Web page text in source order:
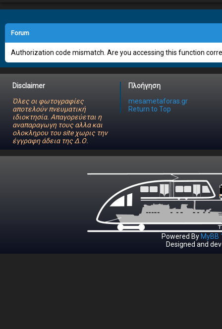
Forum
Authorization code mismatch. Are you accessing this function
Disclaimer
Όλες οι φωτογραφίες
αποτελούν πνευματική
ιδιοκτησία. Απαγορεύεται η
αναπαραγωγη τους αλλα και
ολοκληρου του site χωρις την
έγγραφη άδεια της Δ.Ο.
Πλοήγηση
mesametaforas.gr
Return to Top
Powered By MyBB
Designed and